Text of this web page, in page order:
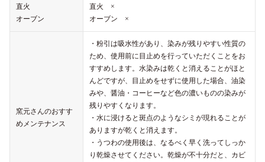
直火
オーブン
直火 ×
オーブン ×
窯元さんのおすす
めメンテナンス
・粉引は吸水性があり、染みが残りやすい性質の
ため、使用前に目止めを行っていただくことをお
すすめします。水染みは乾くと消えることがほと
んどですが、目止めをせずに使用した場合、油染
みや、醤油・コーヒーなど色の濃いものの染みが
残りやすくなります。
・水に浸けると斑点のようなシミが現れることが
ありますが乾くと消えます。
・うつわの使用後は、なるべく早く洗ってしっか
り乾燥させてください。乾燥が不十分だと、カビ